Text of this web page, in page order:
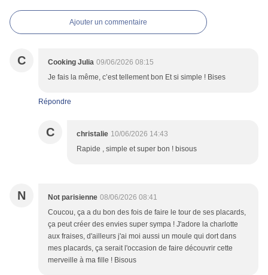
Ajouter un commentaire
C Cooking Julia 09/06/2026 08:15
Je fais la même, c’est tellement bon Et si simple ! Bises
Répondre
C christalie 10/06/2026 14:43
Rapide , simple et super bon ! bisous
N Not parisienne 08/06/2026 08:41
Coucou, ça a du bon des fois de faire le tour de ses placards,
ça peut créer des envies super sympa ! J'adore la charlotte
aux fraises, d'ailleurs j'ai moi aussi un moule qui dort dans
mes placards, ça serait l'occasion de faire découvrir cette
merveille à ma fille ! Bisous